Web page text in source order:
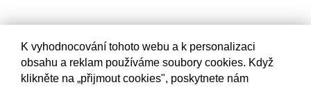
K vyhodnocování tohoto webu a k personalizaci
obsahu a reklam používáme soubory cookies. Když
klikněte na „přijmout cookies", poskytnete nám